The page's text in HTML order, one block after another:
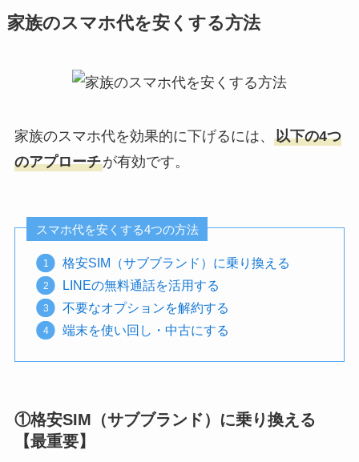
家族のスマホ代を安くする方法
家族のスマホ代を効果的に下げるには、 以下の4つ
のアプローチが有効です。
スマホ代を安くする4つの方法
格安SIM（サブブランド）に乗り換える
LINEの無料通話を活用する
不要なオプションを解約する
端末を使い回し・中古にする
①格安SIM（サブブランド）に乗り換える
【最重要】